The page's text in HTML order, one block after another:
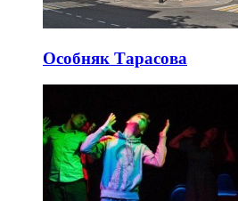
Особняк Тарасова